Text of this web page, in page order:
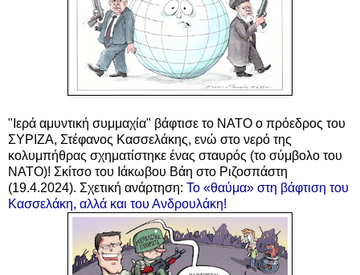
"Ιερά αμυντική συμμαχία" βάφτισε το ΝΑΤΟ ο πρόεδρος του
ΣΥΡΙΖΑ, Στέφανος Κασσελάκης, ενώ στο νερό της
κολυμπήθρας σχηματίστηκε ένας σταυρός (το σύμβολο του
ΝΑΤΟ)! Σκίτσο του Ιάκωβου Βάη στο Ριζοσπάστη
(19.4.2024). Σχετική ανάρτηση: To «θαύμα» στη βάφτιση του
Κασσελάκη, αλλά και του Ανδρουλάκη!